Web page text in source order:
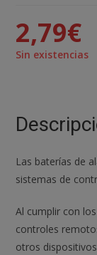
2,79€
Sin existencias
Las baterías de
sistemas de
Al cumplir con
controles
otros